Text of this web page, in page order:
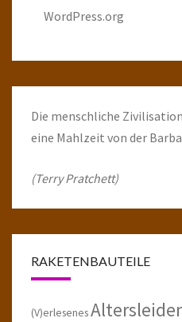
WordPress.org
Die menschliche
eine Mahlzeit von der
(Terry Pratchett)
RAKETENBAUTEILE
(V)erlesenes